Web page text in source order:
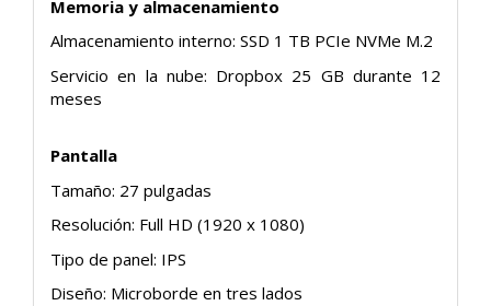
Memoria y almacenamiento
Almacenamiento interno: SSD 1 TB PCIe NVMe M.2
Servicio en la nube: Dropbox 25 GB durante 12
meses
Pantalla
Tamaño: 27 pulgadas
Resolución: Full HD (1920 x 1080)
Tipo de panel: IPS
Diseño: Microborde en tres lados